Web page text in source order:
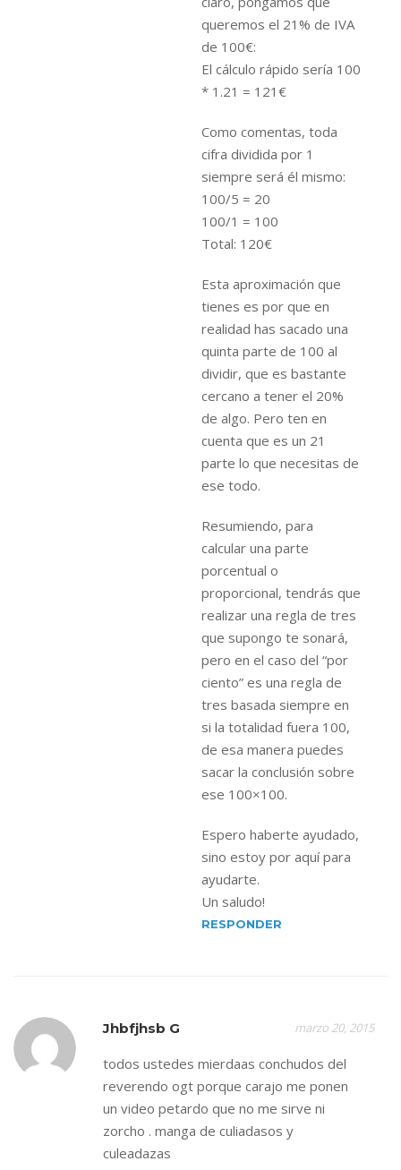
queremos el 21% de IVA
de 100€:
El cálculo rápido sería 100
* 1.21 = 121€
Como comentas, toda
cifra dividida por 1
siempre será él mismo:
100/5 = 20
100/1 = 100
Total: 120€
Esta aproximación que
tienes es por que en
realidad has sacado una
quinta parte de 100 al
dividir, que es bastante
cercano a tener el 20%
de algo. Pero ten en
cuenta que es un 21
parte lo que necesitas de
ese todo.
Resumiendo, para
calcular una parte
porcentual o
proporcional, tendrás que
realizar una regla de tres
que supongo te sonará,
pero en el caso del “por
ciento” es una regla de
tres basada siempre en
si la totalidad fuera 100,
de esa manera puedes
sacar la conclusión sobre
ese 100×100.
Espero haberte ayudado,
sino estoy por aquí para
ayudarte.
Un saludo!
RESPONDER
Jhbfjhsb G marzo 20, 2015
todos ustedes mierdaas conchudos del
reverendo ogt porque carajo me ponen
un video petardo que no me sirve ni
zorcho . manga de culiadasos y
culeadazas